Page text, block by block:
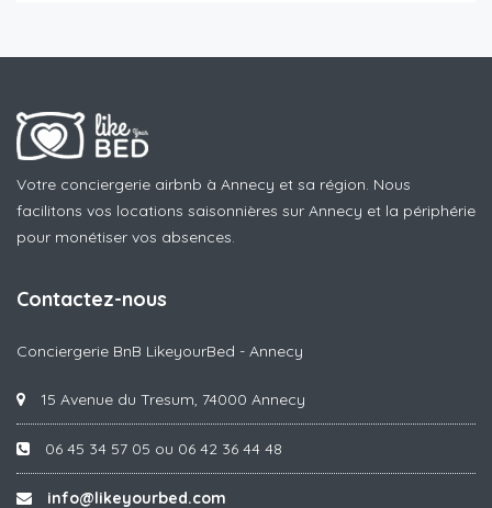
Votre conciergerie airbnb à Annecy et sa région. Nous
facilitons vos locations saisonnières sur Annecy et la périphérie
pour monétiser vos absences.
Contactez-nous
Conciergerie BnB LikeyourBed - Annecy
15 Avenue du Tresum, 74000 Annecy
06 45 34 57 05 ou 06 42 36 44 48
info@likeyourbed.com